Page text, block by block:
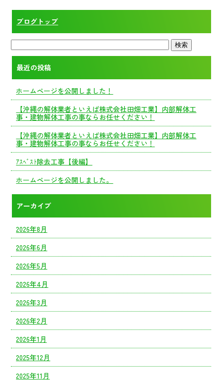
ブログトップ
最近の投稿
ホームページを公開しました！
【沖縄の解体業者といえば株式会社田畑工業】内部解体工
事・建物解体工事の事ならお任せください！
【沖縄の解体業者といえば株式会社田畑工業】内部解体工
事・建物解体工事の事ならお任せください！
ｱｽﾍﾞｽﾄ除去工事【後編】
ホームページを公開しました。
アーカイブ
2026年8月
2026年6月
2026年5月
2026年4月
2026年3月
2026年2月
2026年1月
2025年12月
2025年11月